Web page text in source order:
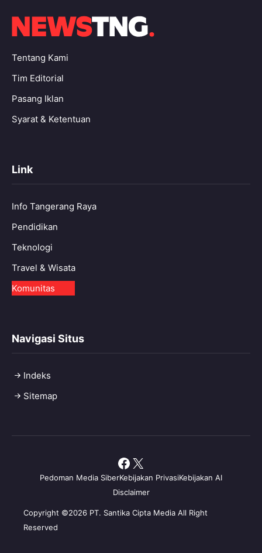
Tentang Kami
Tim Editorial
Pasang Iklan
Syarat & Ketentuan
Link
Info Tangerang Raya
Pendidikan
Teknologi
Travel & Wisata
Komunitas
Navigasi Situs
Indeks
Sitemap
Copyright ©2026 PT. Santika Cipta Media All Right
Reserved
Pedoman Media SiberKebijakan PrivasiKebijakan AI
Disclaimer
Facebook
X